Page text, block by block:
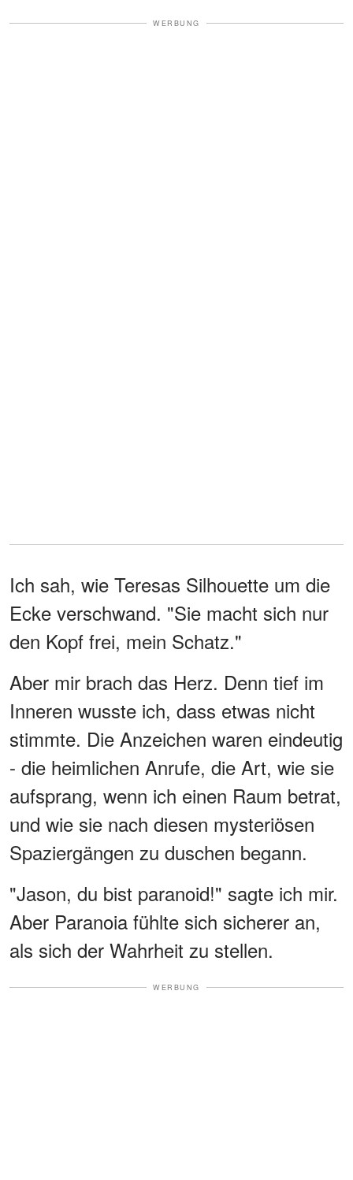
WERBUNG
Ich sah, wie Teresas Silhouette um die
Ecke verschwand. "Sie macht sich nur
den Kopf frei, mein Schatz."
Aber mir brach das Herz. Denn tief im
Inneren wusste ich, dass etwas nicht
stimmte. Die Anzeichen waren eindeutig
- die heimlichen Anrufe, die Art, wie sie
aufsprang, wenn ich einen Raum betrat,
und wie sie nach diesen mysteriösen
Spaziergängen zu duschen begann.
"Jason, du bist paranoid!" sagte ich mir.
Aber Paranoia fühlte sich sicherer an,
als sich der Wahrheit zu stellen.
WERBUNG